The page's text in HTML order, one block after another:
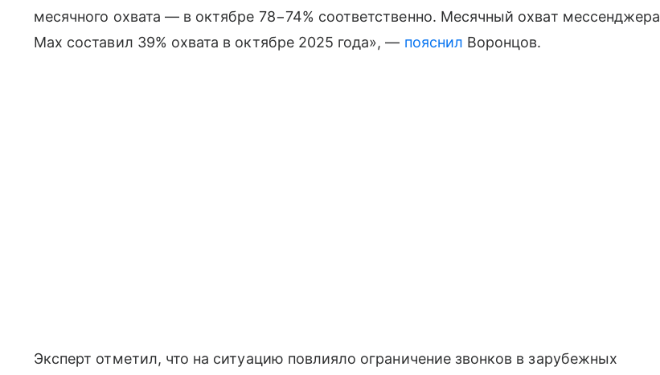
месячного охвата — в октябре 78−74% соответственно. Месячный охват мессенджера
Max составил 39% охвата в октябре 2025 года», — пояснил Воронцов.
Эксперт отметил, что на ситуацию повлияло ограничение звонков в зарубежных